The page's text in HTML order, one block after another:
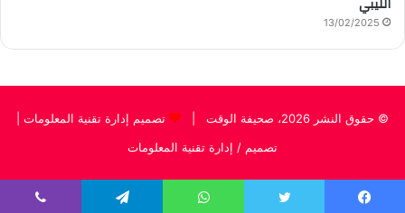
13/02/2025
© حقوق النشر 2026، صحيفة الوقت | تصميم إدارة تقنية المعلومات
تصميم / إدارة تقنية المعلومات